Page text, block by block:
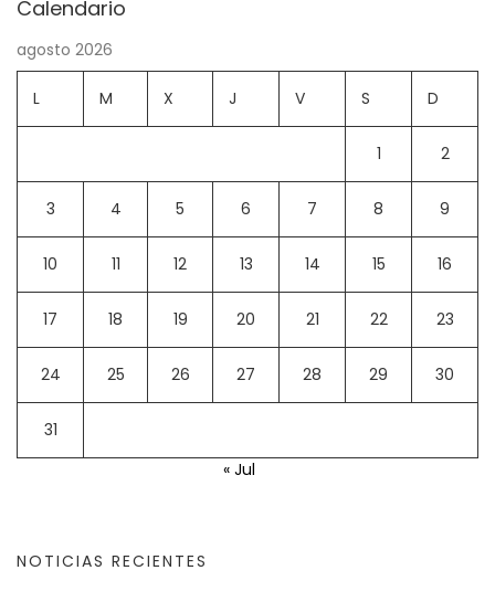
Calendario
agosto 2026
L M X J V S D
1 2
3 4 5 6 7 8 9
10 11 12 13 14 15 16
17 18 19 20 21 22 23
24 25 26 27 28 29 30
31
« Jul
NOTICIAS RECIENTES